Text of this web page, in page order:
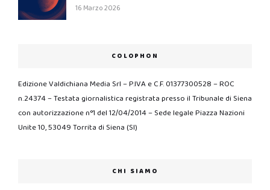
16 Marzo 2026
COLOPHON
Edizione Valdichiana Media Srl – P.IVA e C.F. 01377300528 – ROC
n.24374 – Testata giornalistica registrata presso il Tribunale di Siena
con autorizzazione n°1 del 12/04/2014 – Sede legale Piazza Nazioni
Unite 10, 53049 Torrita di Siena (SI)
CHI SIAMO